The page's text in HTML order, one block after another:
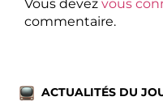
Vous devez vous
commentaire.
ACTUALITÉS DU